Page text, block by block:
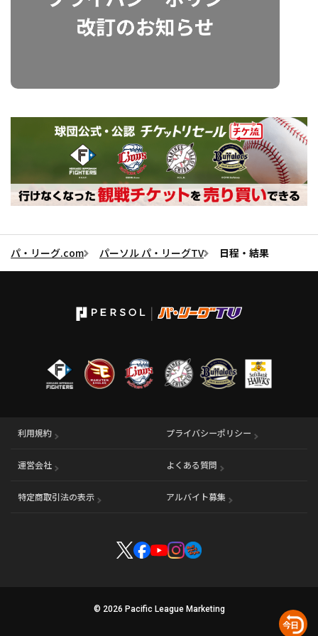
パ・リーグ.com パーソル パ・リーグTV 日程・結果
利用規約 プライバシーポリシー
運営会社 （別ウィンドウで開く） よくある質問
特定商取引法の表示 アルバイト募集 （別ウィンドウで開く
© 2026 Pacific League Marketing